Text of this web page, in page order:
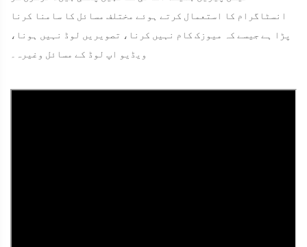
انسٹاگرام کا استعمال کرتے ہوئے مختلف مسائل کا سامنا کرنا
پڑا ہے جیسے کہ میوزک کام نہیں کرنا، تصویریں لوڈ نہیں ہونا،
ویڈیو اپ لوڈ کے مسائل وغیرہ۔